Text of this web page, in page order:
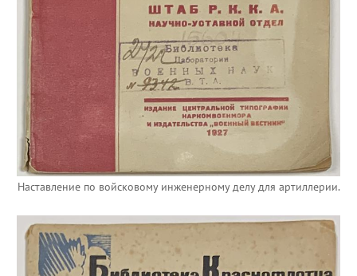
Наставление по войсковому инженерному делу для артиллерии.